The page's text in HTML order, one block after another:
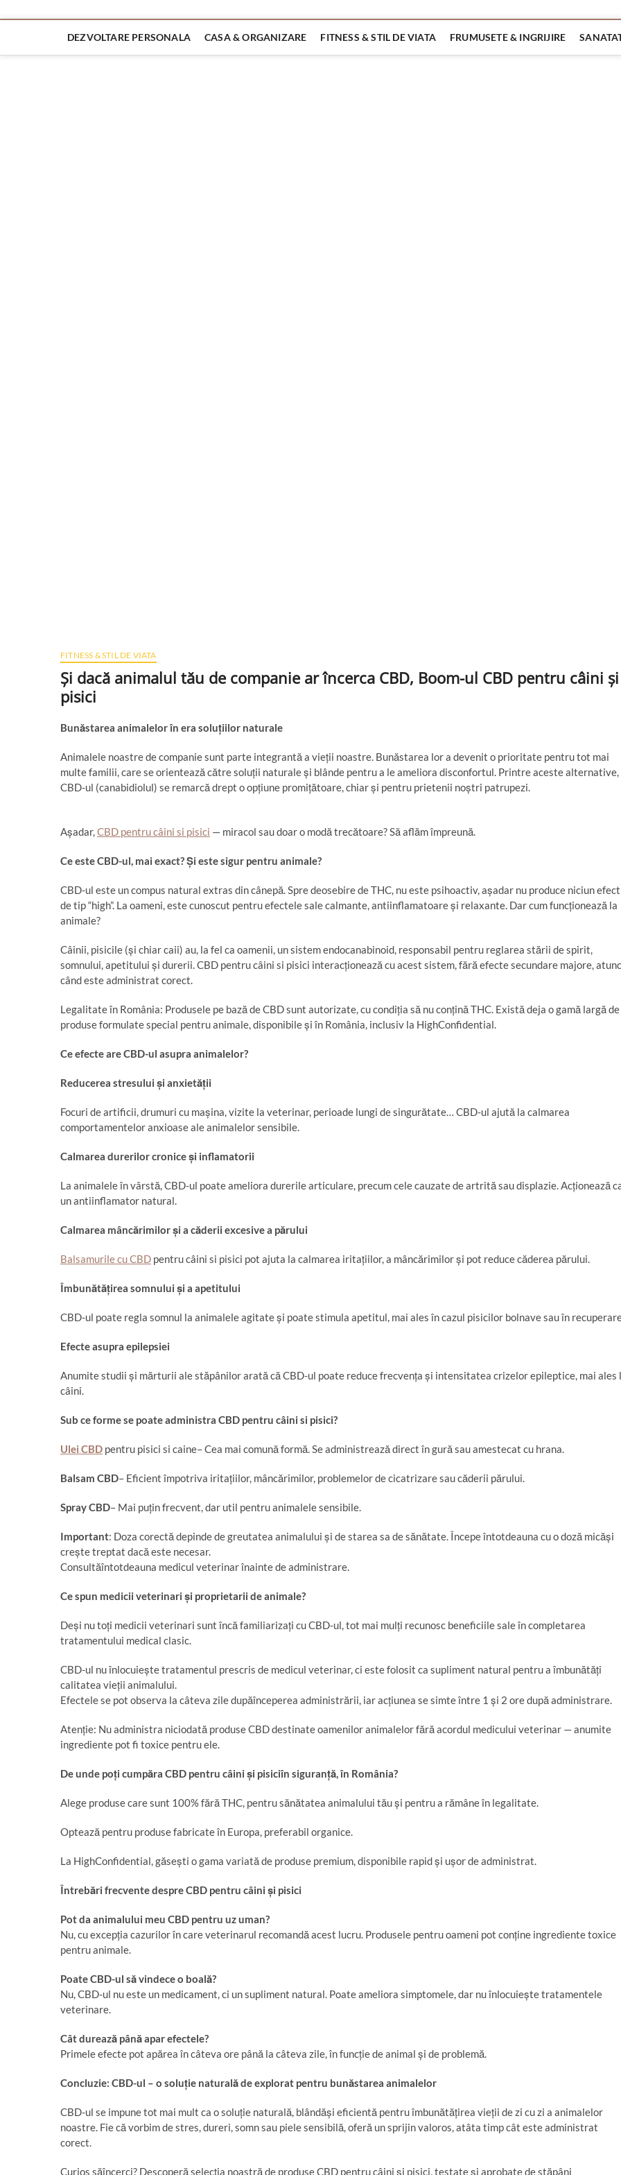
DEZVOLTARE PERSONALA CASA & ORGANIZARE FITNESS & STIL DE VIATA FRUMUSETE & INGRIJIRE
FITNESS & STIL DE VIATA
Și dacă animalul tău de companie ar încerca CBD, Boom-ul CBD pentru câini și
pisici
Bunăstarea animalelorîn era soluțiilor naturale
Animalele noastre de companie sunt parte integrantă a vieții noastre. Bunăstarea lor a devenit o prioritate pentru tot mai
multe familii, care se orientează către soluții naturale și blânde pentru a le ameliora disconfortul. Printre aceste alternative,
CBD-ul (canabidiolul) se remarcă drept o opțiune promițătoare, chiar și pentru prietenii noștri patrupezi.
Așadar,CBD pentru câini si pisici — miracol sau doar o modă trecătoare? Să aflăm împreună.
Ce este CBD-ul, mai exact?Și este sigur pentru animale?
CBD-ul este un compus natural extras din cânepă. Spre deosebire de THC, nu este psihoactiv, așadar nu produce niciun efect
de tip “high”. La oameni, este cunoscut pentru efectele sale calmante, antiinflamatoare și relaxante. Dar cum funcționează la
animale?
Câinii, pisicile (și chiar caii) au, la fel ca oamenii, un sistem endocanabinoid, responsabil pentru reglarea stării de spirit,
somnului, apetitului și durerii. CBD pentru câini si pisici interacționează cu acest sistem, fără efecte secundare majore,
când este administrat corect.
Legalitate în România: Produsele pe bază de CBD sunt autorizate, cu condiția să nu conțină THC. Există deja o gamă largă de
produse formulate special pentru animale, disponibile și în România, inclusiv la HighConfidential.
Ce efecte are CBD-ul asupra animalelor?
Reducerea stresului și anxietății
Focuri de artificii, drumuri cu mașina, vizite la veterinar, perioade lungi de singurătate… CBD-ul ajută la calmarea
comportamentelor anxioase ale animalelor sensibile.
Calmarea durerilor croniceși inflamatorii
La animalele în vârstă, CBD-ul poate ameliora durerile articulare, precum cele cauzate de artrită sau displazie. Acționează
un antiinflamator natural.
Calmarea mâncărimilorși a căderii excesive a părului
Balsamurile cu CBD pentru câini si pisici pot ajuta la calmarea iritațiilor, a mâncărimilor și pot reduce căderea părului.
Îmbunătățirea somnului și a apetitului
CBD-ul poate regla somnul la animalele agitate și poate stimula apetitul, mai ales în cazul pisicilor bolnave sau în
Efecte asupra epilepsiei
Anumite studii și mărturii ale stăpânilor arată că CBD-ul poate reduce frecvența și intensitatea crizelor epileptice, mai ales
câini.
Sub ce forme se poate administra CBD pentru câini si pisici?
Ulei CBD pentru pisici si caine– Cea mai comună formă. Se administrează direct în gură sau amestecat cu hrana.
Balsam CBD– Eficient împotriva iritațiilor, mâncărimilor, problemelor de cicatrizare sau căderii părului.
Spray CBD– Mai puțin frecvent, dar util pentru animalele sensibile.
Important: Doza corectă depinde de greutatea animalului și de starea sa de sănătate. Începe întotdeauna cu o doză micăși
crește treptat dacă este necesar.
Consultăîntotdeauna medicul veterinar înainte de administrare.
Ce spun medicii veterinari și proprietarii de animale?
Deși nu toți medicii veterinari sunt încă familiarizați cu CBD-ul, tot mai mulți recunosc beneficiile sale în completarea
tratamentului medical clasic.
CBD-ul nu înlocuiește tratamentul prescris de medicul veterinar, ci este folosit ca supliment natural pentru a îmbunătăți
calitatea vieții animalului.
Efectele se pot observa la câteva zile dupăînceperea administrării, iar acțiunea se simte între 1 și 2 ore după administrare.
Atenție: Nu administra niciodată produse CBD destinate oamenilor animalelor fără acordul medicului veterinar — anumite
ingrediente pot fi toxice pentru ele.
De unde poți cumpăra CBD pentru câini și pisiciîn siguranță,în România?
Alege produse care sunt 100% fără THC, pentru sănătatea animalului tău și pentru a rămâne în legalitate.
Optează pentru produse fabricate în Europa, preferabil organice.
La HighConfidential, găsești o gama variată de produse premium, disponibile rapid și ușor de administrat.
Întrebări frecvente despre CBD pentru câini și pisici
Pot da animalului meu CBD pentru uz uman?
Nu, cu excepția cazurilor în care veterinarul recomandă acest lucru. Produsele pentru oameni pot conține ingrediente toxice
pentru animale.
Poate CBD-ul săvindece o boală?
Nu, CBD-ul nu este un medicament, ci un supliment natural. Poate ameliora simptomele, dar nu înlocuiește tratamentele
veterinare.
Cât durează pânăapar efectele?
Primele efecte pot apărea în câteva ore până la câteva zile, în funcție de animal și de problemă.
Concluzie: CBD-ul – o soluție naturalăde explorat pentru bunăstarea animalelor
CBD-ul se impune tot mai mult ca o soluție naturală, blândăși eficientă pentru îmbunătățirea vieții de zi cu zi a animalelor
noastre. Fie că vorbim de stres, dureri, somn sau piele sensibilă, oferă un sprijin valoros, atâta timp cât este administrat
corect.
Curios săîncerci? Descoperă selecția noastră de produse CBD pentru câini și pisici, testate și aprobate de stăpâni